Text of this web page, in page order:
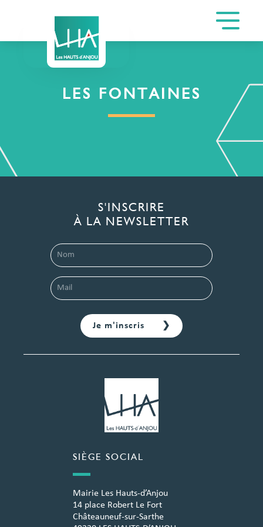
LES FONTAINES
S'INSCRIRE
À LA NEWSLETTER
SIÈGE SOCIAL
Mairie Les Hauts-d’Anjou
14 place Robert Le Fort
Châteauneuf-sur-Sarthe